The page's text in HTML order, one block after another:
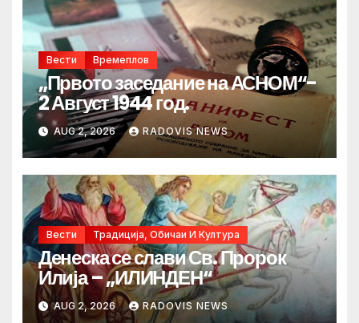
Вести Времеплов
„Првото заседание на АСНОМ“-
2 Август 1944 год.
AUG 2, 2026 RADOVIS NEWS
Вести Традиција, Обичаи И Култура
Денеска се слави Св. Пророк
Илија – „ИЛИНДЕН“
AUG 2, 2026 RADOVIS NEWS